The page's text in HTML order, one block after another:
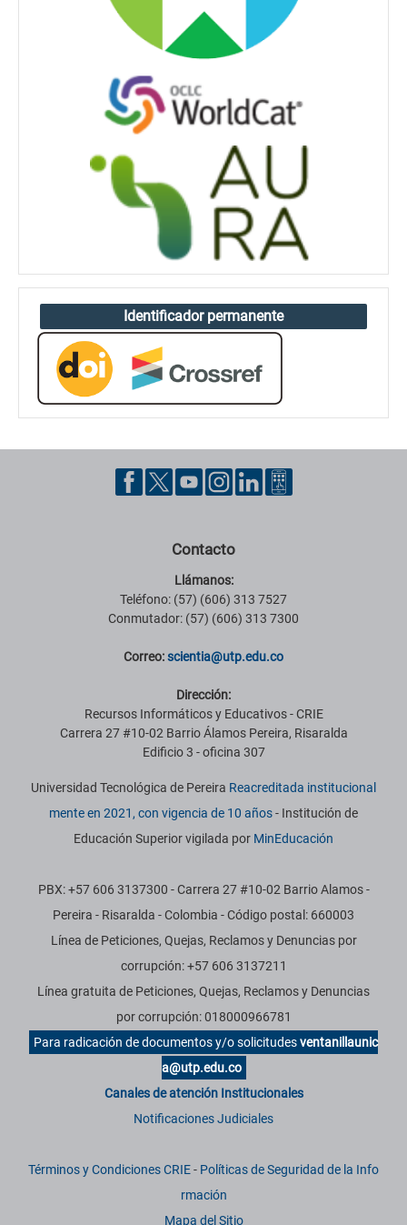
Identificador permanente
Contacto
Llámanos:
Teléfono: (57) (606) 313 7527
Conmutador: (57) (606) 313 7300
Correo:scientia@utp.edu.co
Dirección:
Recursos Informáticos y Educativos - CRIE
Carrera 27 #10-02 Barrio Álamos Pereira, Risaralda
Edificio 3 - oficina 307
Universidad Tecnológica de Pereira Reacreditada institucional
mente en 2021, con vigencia de 10 años- Institución de
Educación Superior vigilada por MinEducación
PBX: +57 606 3137300 - Carrera 27 #10-02 Barrio Alamos -
Pereira - Risaralda - Colombia - Código postal: 660003
Línea de Peticiones, Quejas, Reclamos y Denuncias por
corrupción: +57 606 3137211
Línea gratuita de Peticiones, Quejas, Reclamos y Denuncias
por corrupción: 018000966781
Para radicación de documentos y/o solicitudesventanillaunic
a@utp.edu.co
Canales de atención Institucionales
Notificaciones Judiciales
Términos y Condiciones CRIE- Políticas de Seguridad de la Info
rmación
Mapa del Sitio